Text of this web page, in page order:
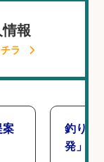
情報
ラ
案
釣り好
発」/